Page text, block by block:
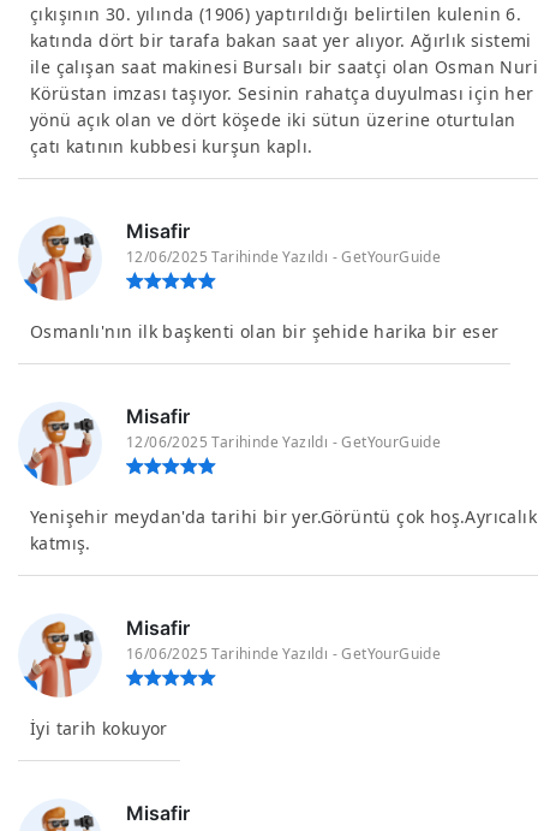
çıkışının 30. yılında (1906) yaptırıldığı belirtilen kulenin 6.
katında dört bir tarafa bakan saat yer alıyor. Ağırlık sistemi
ile çalışan saat makinesi Bursalı bir saatçi olan Osman Nuri
Körüstan imzası taşıyor. Sesinin rahatça duyulması için her
yönü açık olan ve dört köşede iki sütun üzerine oturtulan
çatı katının kubbesi kurşun kaplı.
Misafir
12/06/2025 Tarihinde Yazıldı - GetYourGuide
Osmanlı'nın ilk başkenti olan bir şehide harika bir eser
Misafir
12/06/2025 Tarihinde Yazıldı - GetYourGuide
Yenişehir meydan'da tarihi bir yer.Görüntü çok hoş.Ayrıcalık
katmış.
Misafir
16/06/2025 Tarihinde Yazıldı - GetYourGuide
İyi tarih kokuyor
Misafir